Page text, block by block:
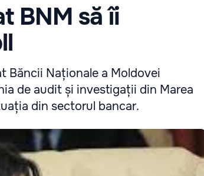
BNM să îi
Băncii Naționale a Moldovei
de audit și investigații din Marea
din sectorul bancar.